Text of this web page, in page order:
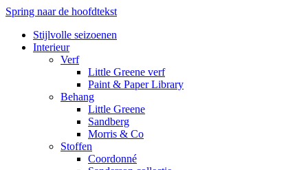
Spring naar de hoofdtekst
Stijlvolle seizoenen
Interieur
Verf
Little Greene verf
Paint & Paper Library
Behang
Little Greene
Sandberg
Morris & Co
Stoffen
Coordonné